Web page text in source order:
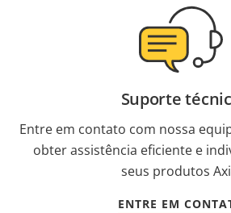
Suporte
Entre em contato com nossa
obter assistência eficiente e
seus produtos
ENTRE EM